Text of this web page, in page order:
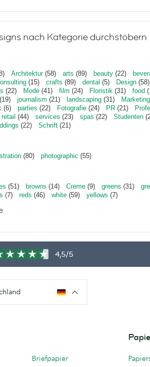
nach Kategorie durchstöbern
Architektur(58) arts (89) beauty (22)
(15) crafts (89) dental (5) Design (58)
(22) Mode (41) film (24) Floristik (31) food
(19) journalism (21) landscaping (31)
Marketing
(6) parties (22) Fotografie (24) PR (21)
retail (44) services (23) spas (22) Studenten
(22) Schrift (21)
(80) photographic (55)
(51) browns (14) Creme (9) greens (31)
(7) reds (46) white (59) yellows (7)
4,5/5
Briefpapier